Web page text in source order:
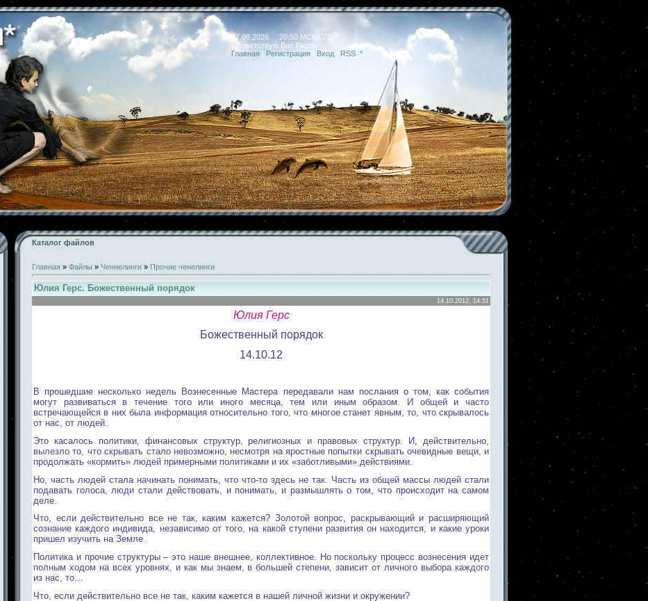
07.08.2026 20:50 МСК/СПБ
Приветствую Вас Гость
Главная | Регистрация | Вход RSS *
Каталог файлов
Главная » Файлы » Ченнелинги » Прочие ченелинги
Юлия Герс. Божественный порядок
14.10.2012, 14:51
Юлия Герс
Божественный порядок
14.10.12
В прошедшие несколько недель Вознесенные Мастера передавали нам послания о том, как события
могут развиваться в течение того или иного месяца, тем или иным образом. И общей и часто
встречающейся в них была информация относительно того, что многое станет явным, то, что скрывалось
от нас, от людей.
Это касалось политики, финансовых структур, религиозных и правовых структур. И, действительно,
вылезло то, что скрывать стало невозможно, несмотря на яростные попытки скрывать очевидные вещи, и
продолжать «кормить» людей примерными политиками и их «заботливыми» действиями.
Но, часть людей стала начинать понимать, что что-то здесь не так. Часть из общей массы людей стали
подавать голоса, люди стали действовать, и понимать, и размышлять о том, что происходит на самом
деле.
Что, если действительно все не так, каким кажется? Золотой вопрос, раскрывающий и расширяющий
сознание каждого индивида, независимо от того, на какой ступени развития он находится, и какие уроки
пришел изучить на Земле.
Политика и прочие структуры – это наше внешнее, коллективное. Но поскольку процесс вознесения идет
полным ходом на всех уровнях, и как мы знаем, в большей степени, зависит от личного выбора каждого
из нас, то…
Что, если действительно все не так, каким кажется в нашей личной жизни и окружении?